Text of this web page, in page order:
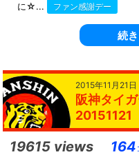
に☆...
ファン感謝デー
続
2015年11月21日
阪神タイ
20151121
19615 views 164